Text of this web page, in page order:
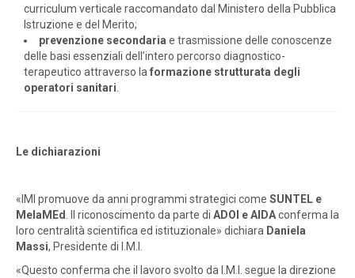
curriculum verticale raccomandato dal Ministero della Pubblica
Istruzione e del Merito;
prevenzione secondaria e trasmissione delle conoscenze
delle basi essenziali dell’intero percorso diagnostico-
terapeutico attraverso la formazione strutturata degli
operatori sanitari
Le dichiarazioni
«IMI promuove da anni programmi strategici come SUNTEL e
MelaMEd . Il riconoscimento da parte di ADOI e AIDAconferma la
loro centralità scientifica ed istituzionale» dichiara Daniela
Massi, Presidente di I.M.I.
«Questo conferma che il lavoro svolto da I.M.I. segue la direzione